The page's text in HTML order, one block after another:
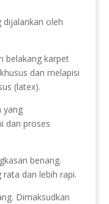
dijalankan oleh
belakang karpet
dan melapisi
(latex).
yang
dan proses
benang.
dan lebih rapi.
Dimaksudkan